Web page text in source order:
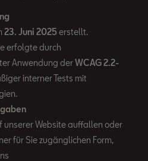
23. Juni 2025erstellt.
erfolgte durch
Anwendung derWCAG 2.2-
interner Tests mit
unserer Website auffallen oder
für Sie zugänglichen Form,